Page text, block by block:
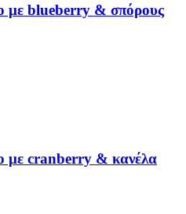
με blueberry & σπόρους
με cranberry & κανέλα